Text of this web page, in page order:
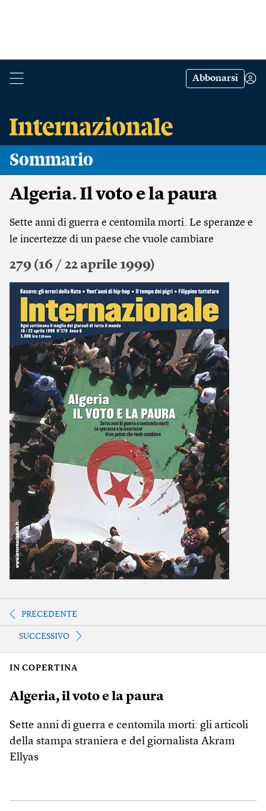
Abbonarsi
Sommario
Algeria. Il voto e la paura
Sette anni di guerra e centomila morti. Le speranze e
le incertezze di un paese che vuole cambiare
279 (16 / 22 aprile 1999)
PRECEDENTE
SUCCESSIVO
IN COPERTINA
Algeria, il voto e la paura
Sette anni di guerra e centomila morti: gli articoli
della stampa straniera e del giornalista Akram
Ellyas